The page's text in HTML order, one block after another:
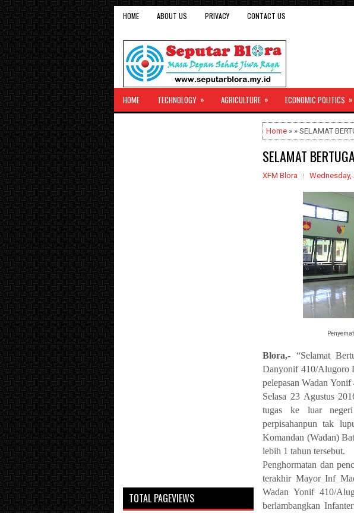
HOME ABOUT US PRIVACY CONTACT US
HOME TECHNOLOGY » AGRICULTURE » ECONOMIC POLITICS »
Home » » SELAMAT
SELAMAT
XFM Blora Wednesday,
Blora,- “Selamat
Danyonif 410/Alugoro
pelepasan Wadan
Selasa 23 Agustus
tugas ke luar
perpisahanpun tak
Komandan (Wadan)
lebih 1 tahun tersebut.
Penghormatan dan
terakhir Mayor Inf
Wadan Yonif 410/
berlambangkan
TOTAL PAGEVIEWS